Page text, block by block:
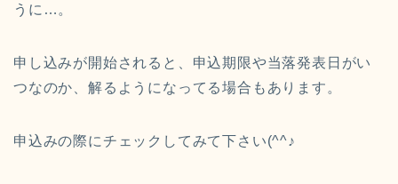
うに…。
申し込みが開始されると、申込期限や当落発表日がい
つなのか、解るようになってる場合もあります。
申込みの際にチェックしてみて下さい(^^♪